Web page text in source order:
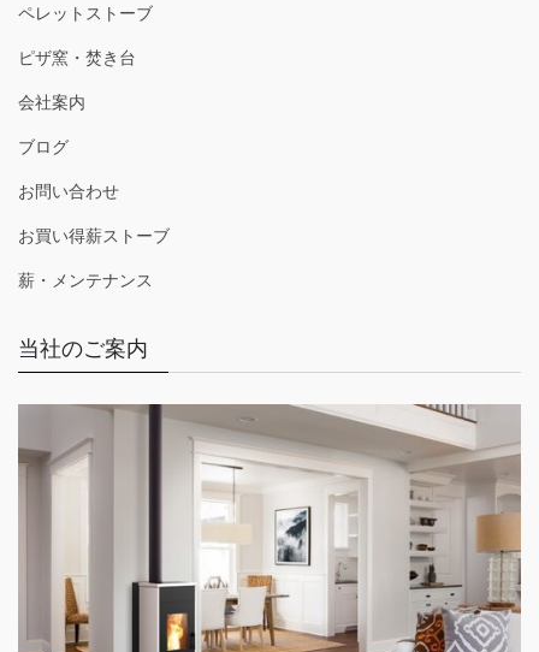
ペレットストーブ
ピザ窯・焚き台
会社案内
ブログ
お問い合わせ
お買い得薪ストーブ
薪・メンテナンス
当社のご案内